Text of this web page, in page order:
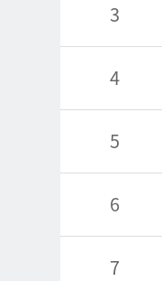
3
4
5
6
7